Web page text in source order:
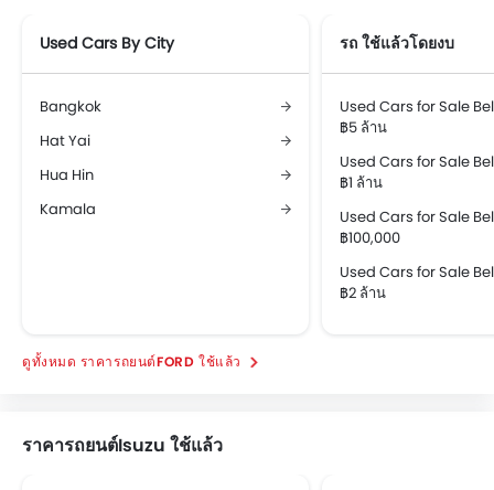
Used Cars By City
Bangkok
Hat Yai
Hua Hin
Kamala
รถ ใช้แล้วโดยงบ
Used Cars for Sale
฿5 ล้าน
Used Cars for Sale
฿1 ล้าน
Used Cars for Sale
฿100,000
Used Cars for Sale
฿2 ล้าน
ราคารถยนต์FORD ใช้แล้ว
ราคารถยนต์Isuzu ใช้แล้ว